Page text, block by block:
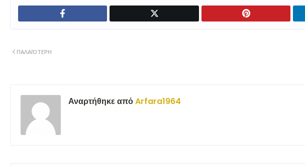
ΠΑΛΑΙΌΤΕΡΗ
Αναρτήθηκε απόArfara1964